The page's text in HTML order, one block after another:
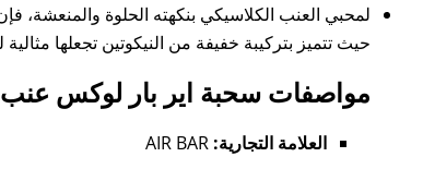
لمحبي العنب الكلاسيكي بنكهته الحلوة والمنعشة، فإن سحبة اير
حيث تتميز بتركيبة خفيفة من النيكوتين تجعلها
مواصفات سحبة اير بار لوكس عنب 500 سحبة 20 نيكوتين:
العلامة التجارية: AIR BAR